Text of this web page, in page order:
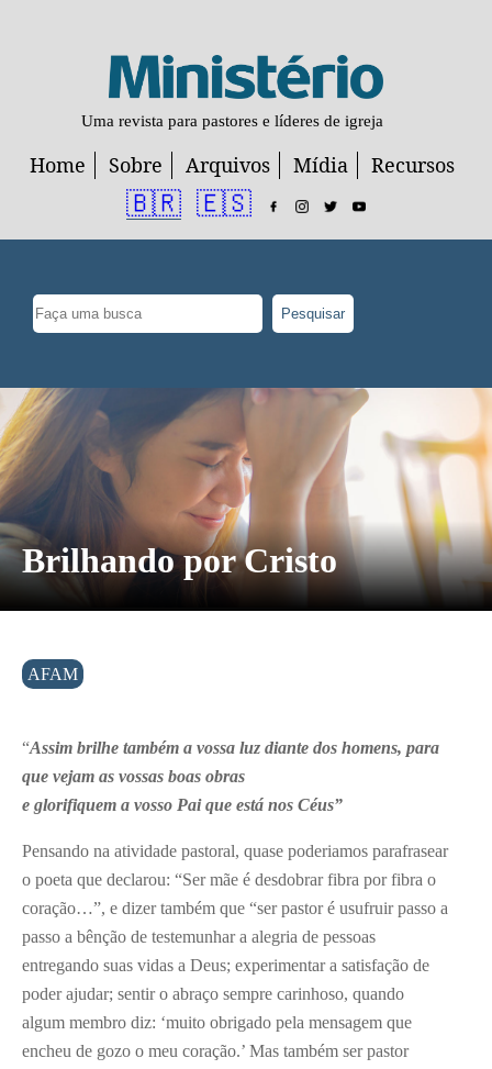
Uma revista para pastores e líderes de igreja
Home Sobre Arquivos Mídia Recursos
🇧🇷 🇪🇸
Pesquisar
Brilhando por Cristo
AFAM
“Assim brilhe também a vossa luz diante dos homens, para
que vejam as vossas boas obras
e glorifiquem a vosso Pai que está nos Céus”
Pensando na atividade pastoral, quase poderiamos parafrasear
o poeta que declarou: “Ser mãe é desdobrar fibra por fibra o
coração…”, e dizer também que “ser pastor é usufruir passo a
passo a bênção de testemunhar a alegria de pessoas
entregando suas vidas a Deus; experimentar a satisfação de
poder ajudar; sentir o abraço sempre carinhoso, quando
algum membro diz: ‘muito obrigado pela mensagem que
encheu de gozo o meu coração.’ Mas também ser pastor